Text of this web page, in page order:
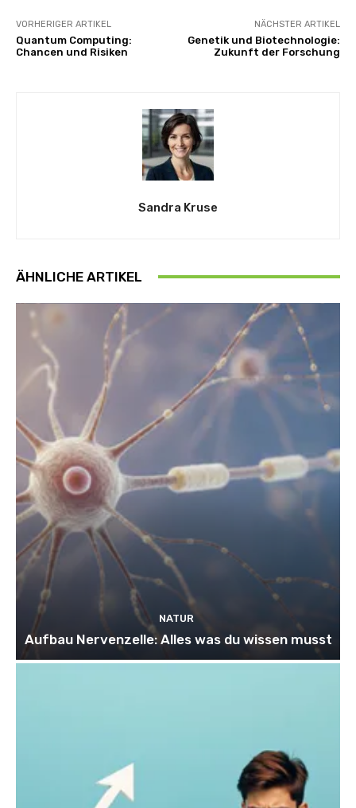
VORHERIGER ARTIKEL
Quantum Computing:
Chancen und Risiken
NÄCHSTER ARTIKEL
Genetik und Biotechnologie:
Zukunft der Forschung
Sandra Kruse
ÄHNLICHE ARTIKEL
NATUR
Aufbau Nervenzelle: Alles was du wissen musst